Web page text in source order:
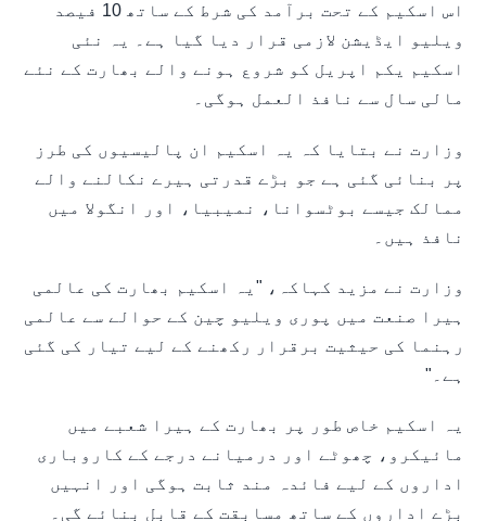
اس اسکیم کے تحت برآمد کی شرط کے ساتھ 10 فیصد
ویلیو ایڈیشن لازمی قرار دیا گیا ہے۔ یہ نئی
اسکیم یکم اپریل کو شروع ہونے والے بھارت کے نئے
مالی سال سے نافذ العمل ہوگی۔
وزارت نے بتایا کہ یہ اسکیم ان پالیسیوں کی طرز
پر بنائی گئی ہے جو بڑے قدرتی ہیرے نکالنے والے
ممالک جیسے بوٹسوانا، نمیبیا، اور انگولا میں
نافذ ہیں۔
وزارت نے مزید کہاکہ، "یہ اسکیم بھارت کی عالمی
ہیرا صنعت میں پوری ویلیو چین کے حوالے سے عالمی
رہنما کی حیثیت برقرار رکھنے کے لیے تیار کی گئی
ہے۔"
یہ اسکیم خاص طور پر بھارت کے ہیرا شعبے میں
مائیکرو، چھوٹے اور درمیانے درجے کے کاروباری
اداروں کے لیے فائدہ مند ثابت ہوگی اور انہیں
بڑے اداروں کے ساتھ مسابقت کے قابل بنائے گی۔